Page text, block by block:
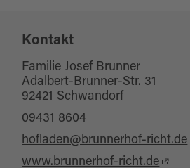
für Gruppen
Haustiere erlaubt
für Schulklassen
Sonstige Ausstattung/
Kontakt
Familie Josef Brunner
Adalbert-Brunner-Str. 31
92421 Schwandorf
09431 8604
hofladen@brunnerhof-richt.de
www.brunnerhof-richt.de